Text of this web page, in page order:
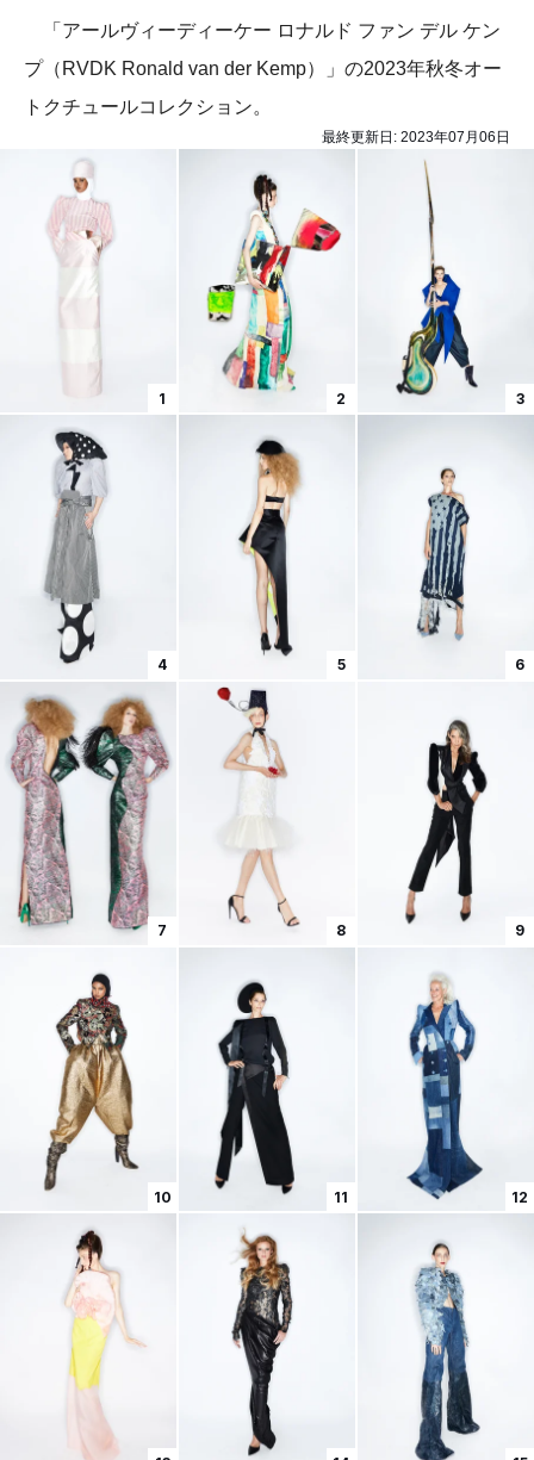
「アールヴィーディーケー ロナルド ファン デル ケン
プ（RVDK Ronald van der Kemp）」の2023年秋冬オー
トクチュールコレクション。
最終更新日: 2023年07月06日
1 2 3
4 5 6
7 8 9
10 11 12